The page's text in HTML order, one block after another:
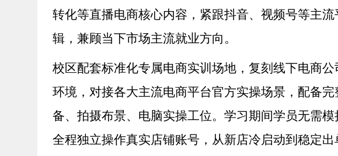
转化等直播电商核心内容，紧跟抖音、视频号等主流
辑，兼顾当下市场主流就业方向。
校区配套标准化专属电商实训场地，复刻线下电商
环境，对接各大主流电商平台官方实操场景，配备完
备、拍摄布景、电脑实操工位。学习期间学员无需
全程独立操作真实店铺账号，从新店冷启动到稳定出